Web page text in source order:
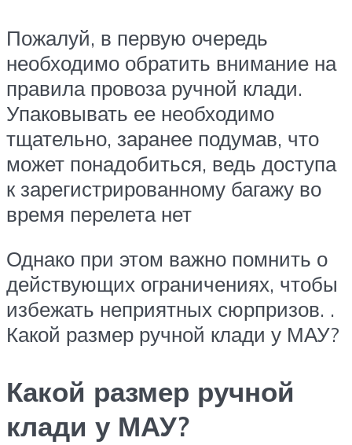
Пожалуй, в первую очередь
необходимо обратить внимание на
правила провоза ручной клади.
Упаковывать ее необходимо
тщательно, заранее подумав, что
может понадобиться, ведь доступа
к зарегистрированному багажу во
время перелета нет
Однако при этом важно помнить о
действующих ограничениях, чтобы
избежать неприятных сюрпризов. .
Какой размер ручной клади у МАУ?
Какой размер ручной
клади у МАУ?